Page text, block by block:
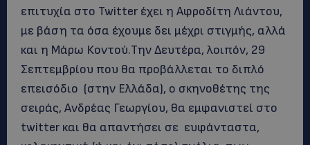
επιτυχία στο Twitter έχει η Αφροδίτη Λιάντου,
με βάση τα όσα έχουμε δει μέχρι στιγμής, αλλά
και η Μάρω Κοντού.Την Δευτέρα, λοιπόν, 29
Σεπτεμβρίου που θα προβάλλεται το διπλό
επεισόδιο (στην Ελλάδα), ο σκηνοθέτης της
σειράς, Ανδρέας Γεωργίου, θα εμφανιστεί στο
twitter και θα απαντήσει σε ευφάνταστα,